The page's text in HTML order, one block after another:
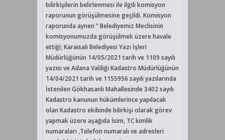
bilirkişilerin belirlenmesi ile ilgili komisyon
raporunun görüşülmesine geçildi. Komisyon
raporunda aynen ” Belediyemiz Meclisinin
komisyonumuzda görüşülmek üzere havale
ettiği; Karaisalı Belediyesi Yazı İşleri
Müdürlüğünün 14/05/2021 tarih ve 1109 sayılı
yazısı ve Adana Valiliği Kadastro Müdürlüğünün
14/04/2021 tarih ve 1155956 sayılı yazılarında
İstenilen Gökhasanlı Mahallesinde 3402 sayılı
Kadastro kanunun hükümlerince yapılacak
olan Kadastro ekibinde bilirkişi olarak görev
yapmak üzere aşağıda İsim, TC kimlik
numaraları ,Telefon numaralı ve adresleri